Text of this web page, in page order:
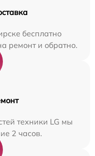
бесплатно
ремонт и обратно.
техники LG мы
2 часов.